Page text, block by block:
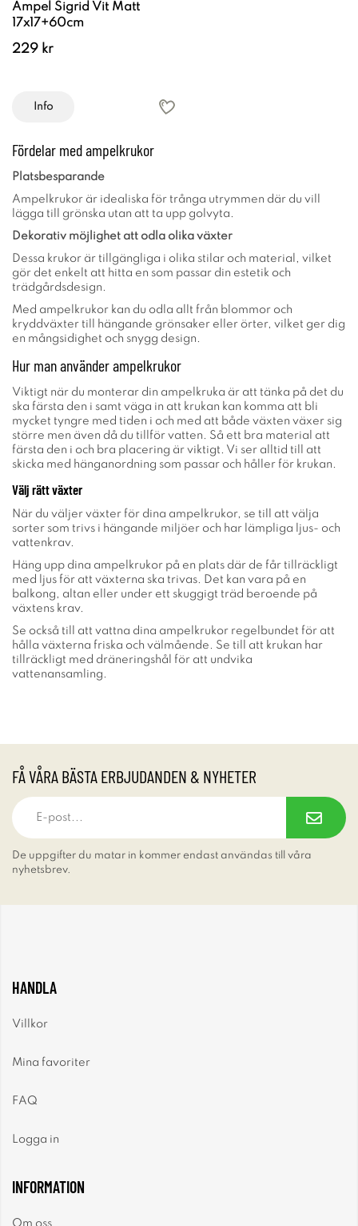
Ampel Sigrid Vit Matt
17x17+60cm
229 kr
Info
Fördelar med ampelkrukor
Platsbesparande
Ampelkrukor är idealiska för trånga utrymmen där du vill
lägga till grönska utan att ta upp golvyta.
Dekorativ möjlighet att odla olika växter
Dessa krukor är tillgängliga i olika stilar och material, vilket
gör det enkelt att hitta en som passar din estetik och
trädgårdsdesign.
Med ampelkrukor kan du odla allt från blommor och
kryddväxter till hängande grönsaker eller örter, vilket ger dig
en mångsidighet och snygg design.
Hur man använder ampelkrukor
Viktigt när du monterar din ampelkruka är att tänka på det du
ska färsta den i samt väga in att krukan kan komma att bli
mycket tyngre med tiden i och med att både växten växer sig
större men även då du tillför vatten. Så ett bra material att
färsta den i och bra placering är viktigt. Vi ser alltid till att
skicka med hänganordning som passar och håller för krukan.
Välj rätt växter
När du väljer växter för dina ampelkrukor, se till att välja
sorter som trivs i hängande miljöer och har lämpliga ljus- och
vattenkrav.
Häng upp dina ampelkrukor på en plats där de får tillräckligt
med ljus för att växterna ska trivas. Det kan vara på en
balkong, altan eller under ett skuggigt träd beroende på
växtens krav.
Se också till att vattna dina ampelkrukor regelbundet för att
hålla växterna friska och välmående. Se till att krukan har
tillräckligt med dräneringshål för att undvika
vattenansamling.
FÅ VÅRA BÄSTA ERBJUDANDEN & NYHETER
De uppgifter du matar in kommer endast användas till våra
nyhetsbrev.
HANDLA
Villkor
Mina favoriter
FAQ
Logga in
INFORMATION
Om oss